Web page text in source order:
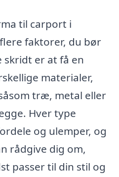
til carport i
faktorer, du bør
skridt er at få en
materialer,
træ, metal eller
Hver type
og ulemper, og
rådgive dig om,
passer til din stil og